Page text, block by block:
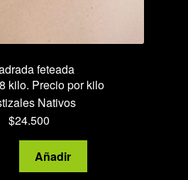
feteada
kilo. Precio por kilo
Nativos
$24.500
Cuadrada
feteada
Añadir